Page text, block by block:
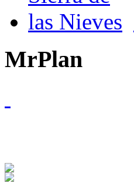
MrPlan